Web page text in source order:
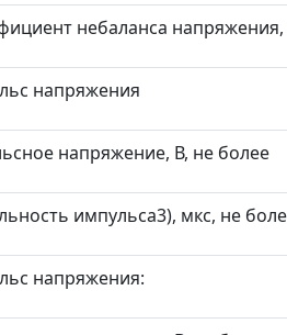
небаланса напряжения,
напряжения
напряжение, В, не более
импульса3), мкс, не
напряжения: